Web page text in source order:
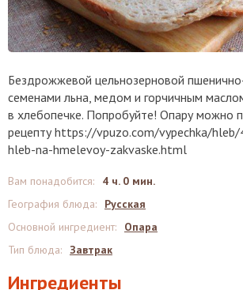
Бездрожжевой цельнозерновой
семенами льна, медом и горчичным
в хлебопечке. Попробуйте! Опару можно
рецептуhttps://vpuzo.com/vypechka/hleb/
hleb-na-hmelevoy-zakvaske.html
Ингредиенты
Вам понадобится:
4 ч. 0 мин.
География блюда:
Русская
Основной ингредиент:
Опара
Тип блюда: Завтрак